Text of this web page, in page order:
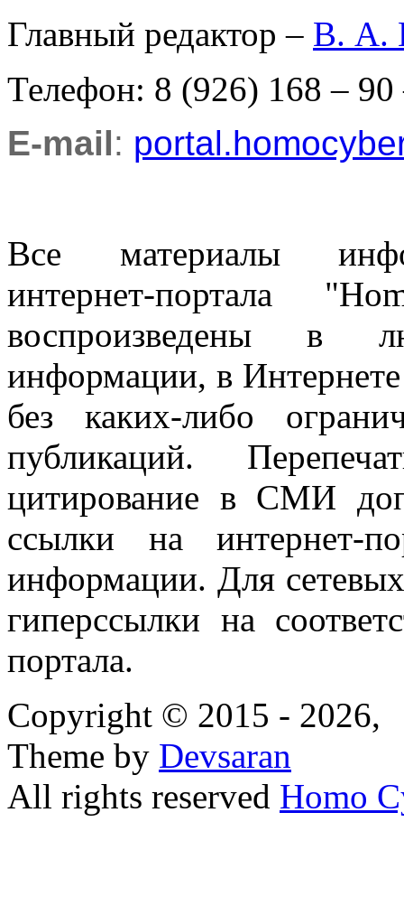
Главный редактор – В. А.
Телефон: 8 (926) 168 – 90
E-mail:
Все материалы
интернет-портала
воспроизведены в
информации, в
без каких-либо
публикаций.
цитирование в СМИ
ссылки на интернет-
информации. Для
гиперссылки на
портала.
Copyright © 2015 - 2026,
Theme by Devsaran
All rights reserved Homo